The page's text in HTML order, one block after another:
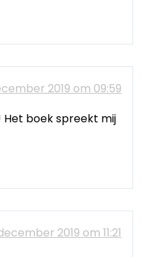
2019 om 09:59
Het boek spreekt mij
2019 om 11:21